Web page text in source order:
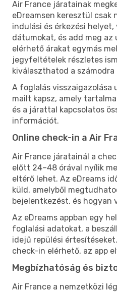
Air France járatainak
eDreamsen keresztül csak
indulási és érkezési
dátumokat, és add meg az
elérhető árakat egymás
jegyfeltételek részletes
kiválaszthatod a
A foglalás visszaigazolása
mailt kapsz, amely
és a járattal kapcsolatos
információt.
Online check-in a Air
Air France járatainál a
előtt 24–48 órával nyílik
eltérő lehet. Az eDreams
küld, amelyből
bejelentkezést, és hogyan
Az eDreams appban egy
foglalási adatokat, a
idejű repülési
check-in elérhető, az app
Megbízhatóság és
Air France a nemzetközi